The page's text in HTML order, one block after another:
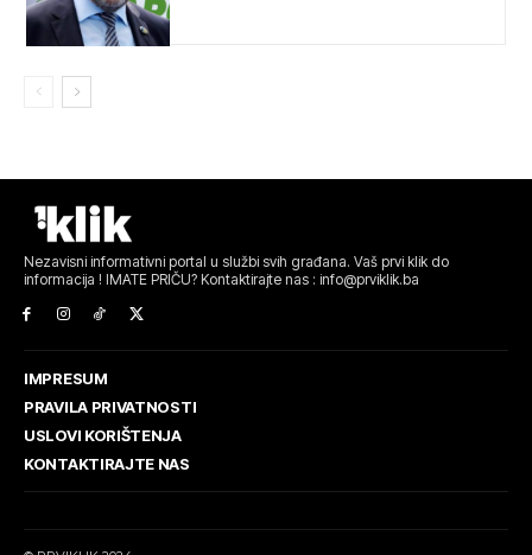
Nezavisni informativni portal u službi svih građana. Vaš prvi klik do
informacija ! IMATE PRIČU? Kontaktirajte nas : info@prviklik.ba
IMPRESUM
PRAVILA PRIVATNOSTI
USLOVI KORIŠTENJA
KONTAKTIRAJTE NAS